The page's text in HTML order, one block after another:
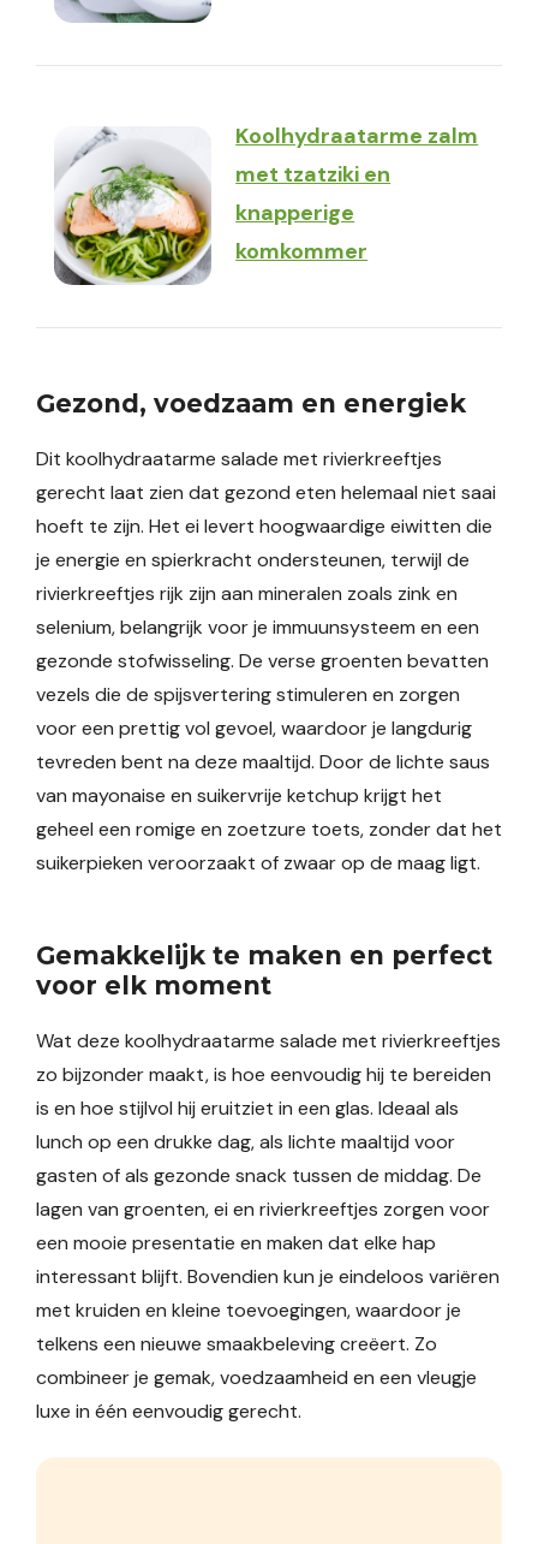
Koolhydraatarme zalm
met tzatziki en
knapperige
komkommer
Gezond, voedzaam en energiek
Dit koolhydraatarme salade met rivierkreeftjes
gerecht laat zien dat gezond eten helemaal niet saai
hoeft te zijn. Het ei levert hoogwaardige eiwitten die
je energie en spierkracht ondersteunen, terwijl de
rivierkreeftjes rijk zijn aan mineralen zoals zink en
selenium, belangrijk voor je immuunsysteem en een
gezonde stofwisseling. De verse groenten bevatten
vezels die de spijsvertering stimuleren en zorgen
voor een prettig vol gevoel, waardoor je langdurig
tevreden bent na deze maaltijd. Door de lichte saus
van mayonaise en suikervrije ketchup krijgt het
geheel een romige en zoetzure toets, zonder dat het
suikerpieken veroorzaakt of zwaar op de maag ligt.
Gemakkelijk te maken en perfect
voor elk moment
Wat deze koolhydraatarme salade met rivierkreeftjes
zo bijzonder maakt, is hoe eenvoudig hij te bereiden
is en hoe stijlvol hij eruitziet in een glas. Ideaal als
lunch op een drukke dag, als lichte maaltijd voor
gasten of als gezonde snack tussen de middag. De
lagen van groenten, ei en rivierkreeftjes zorgen voor
een mooie presentatie en maken dat elke hap
interessant blijft. Bovendien kun je eindeloos variëren
met kruiden en kleine toevoegingen, waardoor je
telkens een nieuwe smaakbeleving creëert. Zo
combineer je gemak, voedzaamheid en een vleugje
luxe in één eenvoudig gerecht.